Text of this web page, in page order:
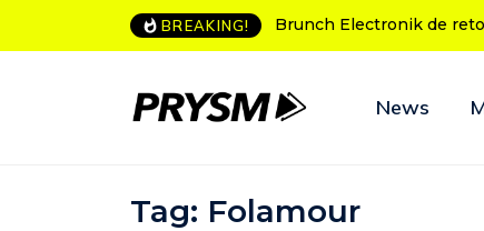
BREAKING! L’Amnesia Ibiza fête ses
News
Tag: Folamour